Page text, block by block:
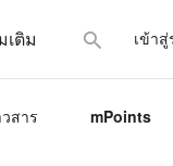
เติม เข้า
สาร mPoints